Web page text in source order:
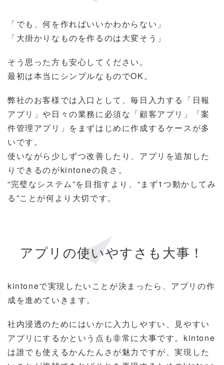
「でも、何を作ればいいかわからない」
「大掛かりなものを作るのは大変そう」
そう思った方も安心してください。
最初は本当にシンプルなものでOK。
弊社のお客様では入口として、毎日入力する「日報
アプリ」や日々の業務に必須な「顧客アプリ」「案
件管理アプリ」をまずはじめに作成するケースが多
いです。
使いながら少しずつ改善したり、アプリを追加した
りできるのがkintoneの良さ。
“完璧なシステム”を目指すより、“まず1つ動かしてみ
る”ことが何より大切です。
アプリの使いやすさも大事！
kintoneで実現したいことが決まったら、アプリの作
成を進めていきます。
社内浸透のためにはいかに入力しやすい、見やすい
アプリにするかという点も非常に大事です。kintone
は誰でも使えるかんたんさが魅力ですが、実現した